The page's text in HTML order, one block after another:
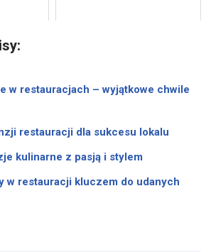
w restauracjach – wyjątkowe chwile
restauracji dla sukcesu lokalu
kulinarne z pasją i stylem
w restauracji kluczem do udanych